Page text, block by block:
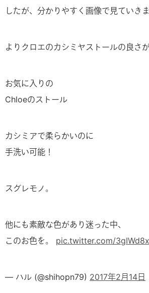
したが、分かりやすく画像で見ていきま
よりクロエのカシミヤストールの良さが
お気に入りの
Chloeのストール
カシミアで柔らかいのに
手洗い可能！
スグレモノ。
他にも素敵な色があり迷った中、
このお色を。 pic.twitter.com/
— ハル (@shihopn79) 2017年2月14日